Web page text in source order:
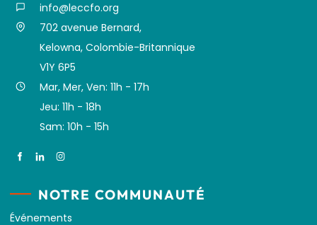
info@leccfo.org
702 avenue Bernard,
Kelowna, Colombie-Britannique
V1Y 6P5
Mar, Mer, Ven: 11h - 17h
Jeu: 11h - 18h
Sam: 10h - 15h
NOTRE COMMUNAUTÉ
Événements